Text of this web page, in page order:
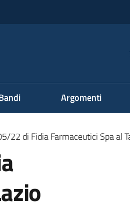
Argomenti
22 di Fidia Farmaceutici Spa al